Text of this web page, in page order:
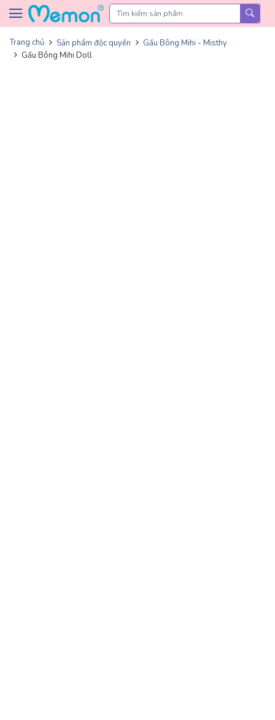
Skip to content
Trang chủ Sản phẩm độc quyền
Gấu Bông Mihi - Misthy
Gấu Bông Mihi Doll